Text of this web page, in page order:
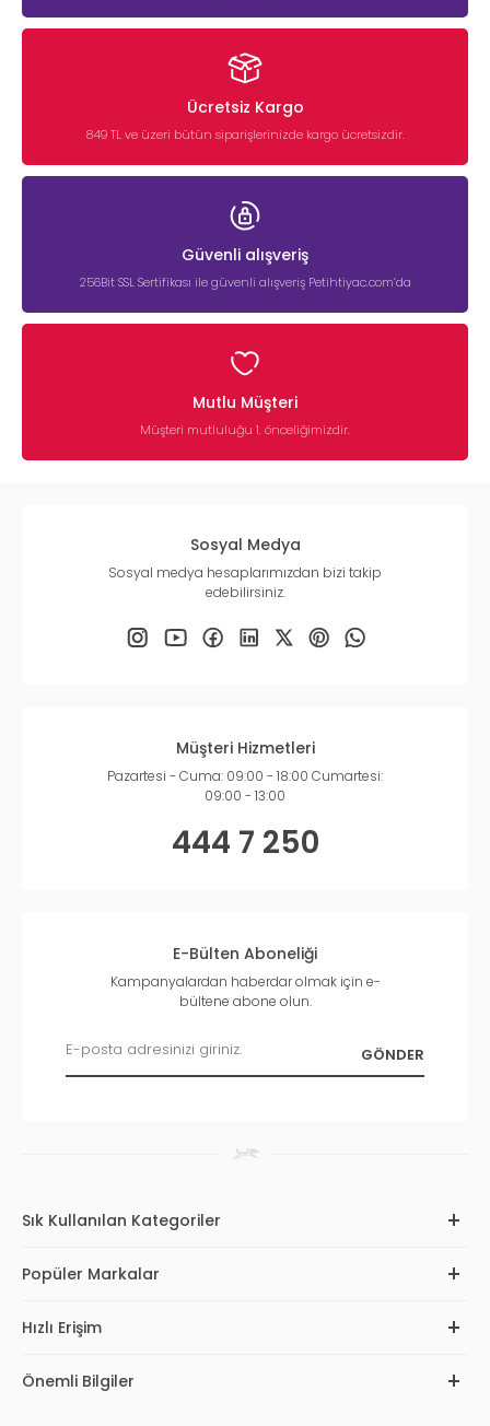
Ücretsiz Kargo
849 TL ve üzeri bütün siparişlerinizde kargo ücretsizdir.
Güvenli alışveriş
256Bit SSL Sertifikası ile güvenli alışveriş Petihtiyac.com’da
Mutlu Müşteri
Müşteri mutluluğu 1. önceliğimizdir.
Sosyal Medya
Sosyal medya hesaplarımızdan bizi takip
edebilirsiniz.
Müşteri Hizmetleri
Pazartesi - Cuma: 09:00 - 18:00 Cumartesi:
09:00 - 13:00
444 7 250
E-Bülten Aboneliği
Kampanyalardan haberdar olmak için e-
bültene abone olun.
Sık Kullanılan Kategoriler
Popüler Markalar
Hızlı Erişim
Önemli Bilgiler